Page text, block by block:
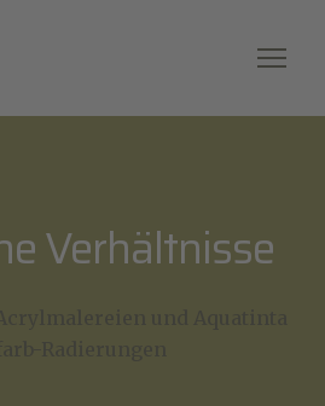
Verhältnisse